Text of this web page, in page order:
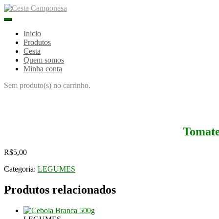
Skip
to
Inicio
Produtos
Cesta
Quem somos
Minha conta
Sem produto(s) no carrinho.
R$5,00
Categoria: LEGUMES
Produtos relacionados